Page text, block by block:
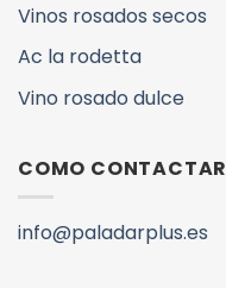
Vinos rosados secos
Ac la rodetta
Vino rosado dulce
COMO CONTACTAR
info@paladarplus.es